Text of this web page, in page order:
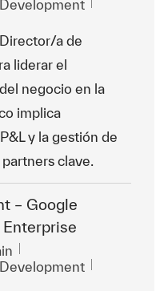
a de
liderar el
negocio en la
implica
y la gestión de
clave.
– Google